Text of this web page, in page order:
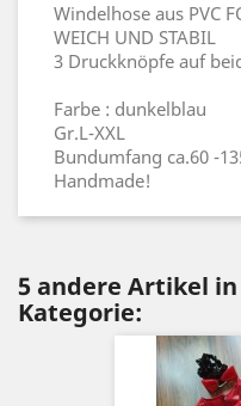
Windelhose aus PVC
WEICH UND STABIL
3 Druckknöpfe auf
Farbe : dunkelblau
Gr.L-XXL
Bundumfang ca.60 -
Handmade!
5 andere Artikel
Kategorie: